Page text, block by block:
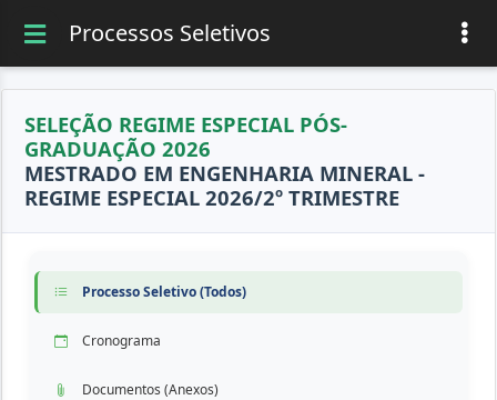
Processos Seletivos
SELEÇÃO REGIME ESPECIAL PÓS-
GRADUAÇÃO 2026
MESTRADO EM ENGENHARIA MINERAL -
REGIME ESPECIAL 2026/2º TRIMESTRE
Processo Seletivo (Todos)
Cronograma
Documentos (Anexos)